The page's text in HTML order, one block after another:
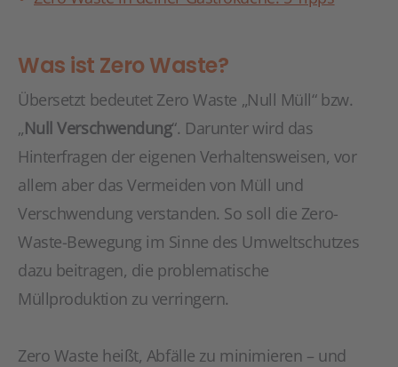
Was ist Zero Waste?
Übersetzt bedeutet Zero Waste „Null Müll“ bzw.
„Null Verschwendung“. Darunter wird das
Hinterfragen der eigenen Verhaltensweisen, vor
allem aber das Vermeiden von Müll und
Verschwendung verstanden. So soll die Zero-
Waste-Bewegung im Sinne des Umweltschutzes
dazu beitragen, die problematische
Müllproduktion zu verringern.
Zero Waste heißt, Abfälle zu minimieren – und